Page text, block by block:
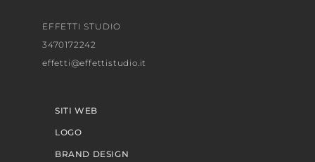
EFFETTI STUDIO
3470172242
effetti@effettistudio.it
SITI WEB
LOGO
BRAND DESIGN